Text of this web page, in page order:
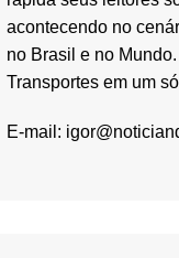
acontecendo no
no Brasil e no
Transportes em um
E-mail: